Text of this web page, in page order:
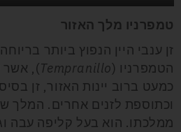
טמפרניו מלך האזור
זן ענבי היין הנפוץ ביותר
הטמפרניו (Tempranillo), אשר
כמעט ברוב יינות האזור, זן
וכתוספת לזנים אחרים. המלך
ממלכתו. הוא בעל קליפה עבה